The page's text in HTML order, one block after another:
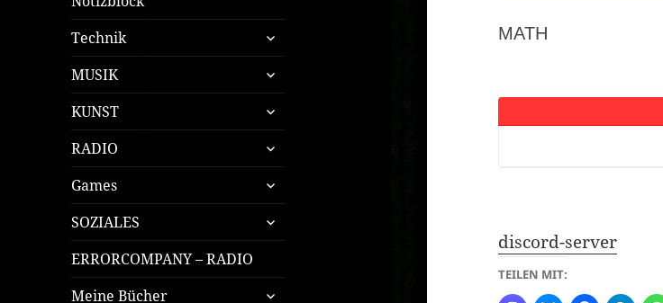
Technik
untermenü
öffnen
MUSIK
untermenü
öffnen
KUNST
untermenü
öffnen
RADIO
untermenü
öffnen
Games
untermenü
öffnen
SOZIALES
untermenü
öffnen
ERRORCOMPANY – RADIO
Meine Bücher
untermenü
hier:
MATH
discord-server
TEILEN MIT: